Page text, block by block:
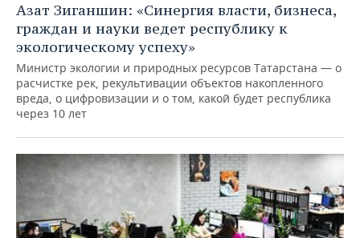
Азат Зиганшин: «Синергия власти, бизнеса,
граждан и науки ведет республику к
экологическому успеху»
Министр экологии и природных ресурсов Татарстана — о
расчистке рек, рекультивации объектов накопленного
вреда, о цифровизации и о том, какой будет республика
через 10 лет